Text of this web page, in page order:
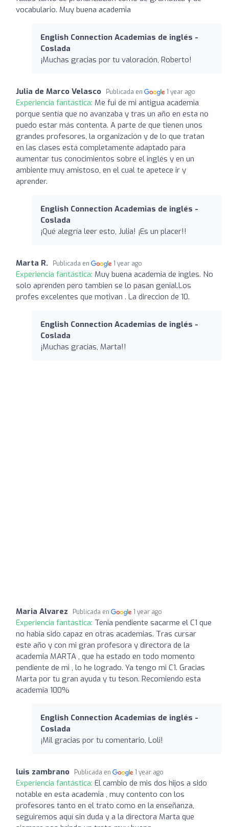
vocabulario. Muy buena academia
English Connection Academias de inglés -
Coslada
¡Muchas gracias por tu valoración, Roberto!
Julia de Marco Velasco Publicada en 1 year ago
Experiencia fantástica: Me fui de mi antigua academia
porque sentía que no avanzaba y tras un año en esta no
puedo estar más contenta. A parte de que tienen unos
grandes profesores, la organización y de lo que tratan
en las clases está completamente adaptado para
aumentar tus conocimientos sobre el inglés y en un
ambiente muy amistoso, en el cual te apetece ir y
aprender.
English Connection Academias de inglés -
Coslada
¡Qué alegría leer esto, Julia! ¡Es un placer!!
Marta R. Publicada en 1 year ago
Experiencia fantástica: Muy buena academia de ingles. No
solo aprenden pero tambien se lo pasan genial.Los
profes excelentes que motivan . La direccion de 10.
English Connection Academias de inglés -
Coslada
¡Muchas gracias, Marta!!
Maria Alvarez Publicada en 1 year ago
Experiencia fantástica: Tenia pendiente sacarme el C1 que
no habia sido capaz en otras academias. Tras cursar
este año y con mi gran profesora y directora de la
academia MARTA , que ha estado en todo momento
pendiente de mi , lo he logrado. Ya tengo mi C1. Gracias
Marta por tu gran ayuda y tu teson. Recomiendo esta
academia 100%
English Connection Academias de inglés -
Coslada
¡Mil gracias por tu comentario, Loli!
luis zambrano Publicada en 1 year ago
Experiencia fantástica: El cambio de mis dos hijos a sido
notable en esta academia , muy contento con los
profesores tanto en el trato como en la enseñanza,
seguiremos aquí sin duda y a la directora Marta que